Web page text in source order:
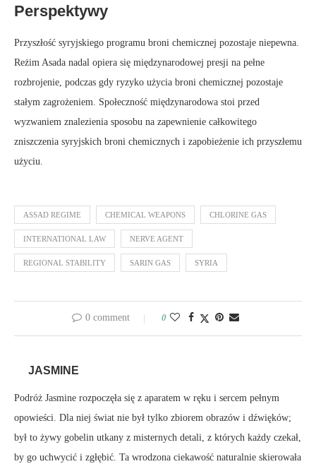
Perspektywy
Przyszłość syryjskiego programu broni chemicznej pozostaje niepewna.
Reżim Asada nadal opiera się międzynarodowej presji na pełne
rozbrojenie, podczas gdy ryzyko użycia broni chemicznej pozostaje
stałym zagrożeniem. Społeczność międzynarodowa stoi przed
wyzwaniem znalezienia sposobu na zapewnienie całkowitego
zniszczenia syryjskich broni chemicznych i zapobieżenie ich przyszłemu
użyciu.
ASSAD REGIME CHEMICAL WEAPONS CHLORINE GAS
INTERNATIONAL LAW NERVE AGENT
REGIONAL STABILITY SARIN GAS SYRIA
0 comment 0
JASMINE
Podróż Jasmine rozpoczęła się z aparatem w ręku i sercem pełnym
opowieści. Dla niej świat nie był tylko zbiorem obrazów i dźwięków;
był to żywy gobelin utkany z misternych detali, z których każdy czekał,
by go uchwycić i zgłębić. Ta wrodzona ciekawość naturalnie skierowała